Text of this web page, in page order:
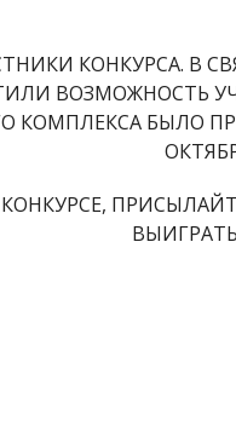
КОНКУРСА. В
ВОЗМОЖНОСТЬ
КОМПЛЕКСА БЫЛО